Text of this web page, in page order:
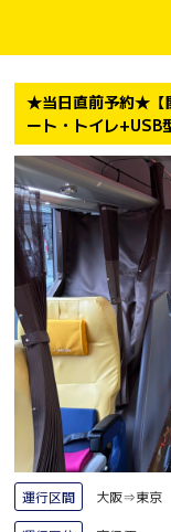
★当日直前予約★【
ート・トイレ+USB
運行区間 大阪⇒東京